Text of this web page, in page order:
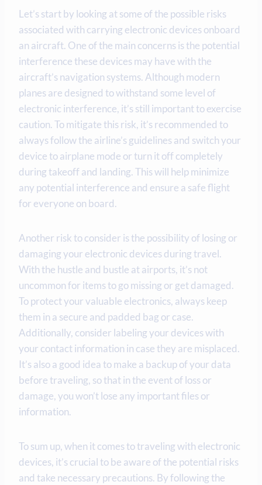
Let’s start by looking at some of the possible risks
associated with carrying electronic devices onboard
an aircraft. One of the main concerns is the potential
interference these devices may have with the
aircraft’s navigation systems. Although modern
planes are designed to withstand some level of
electronic interference, it’s still important to exercise
caution. To mitigate this risk, it’s recommended to
always follow the airline’s guidelines and switch your
device to airplane mode or turn it off completely
during takeoff and landing. This will help minimize
any potential interference and ensure a safe flight
for everyone on board.
Another risk to consider is the possibility of losing or
damaging your electronic devices during travel.
With the hustle and bustle at airports, it’s not
uncommon for items to go missing or get damaged.
To protect your valuable electronics, always keep
them in a secure and padded bag or case.
Additionally, consider labeling your devices with
your contact information in case they are misplaced.
It’s also a good idea to make a backup of your data
before traveling, so that in the event of loss or
damage, you won’t lose any important files or
information.
To sum up, when it comes to traveling with electronic
devices, it’s crucial to be aware of the potential risks
and take necessary precautions. By following the